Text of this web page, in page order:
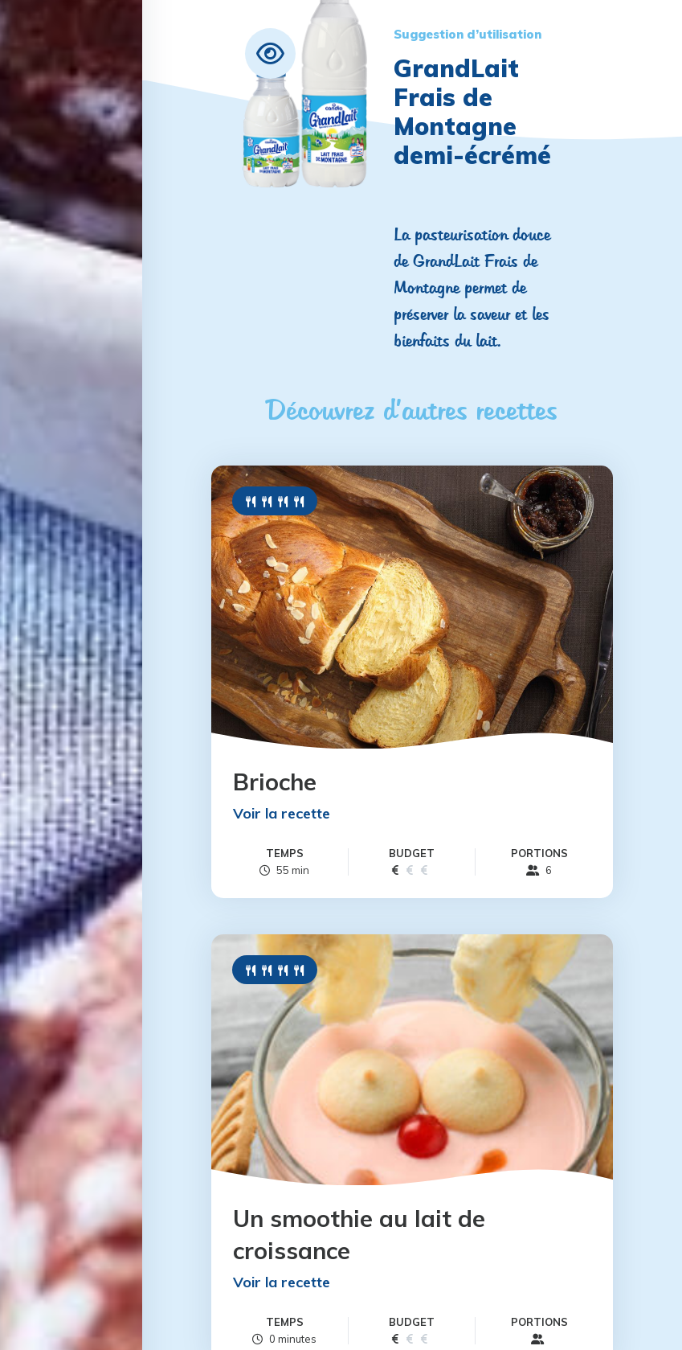
Suggestion d’utilisation
GrandLait
Frais de
Montagne
demi-écrémé
La pasteurisation douce
de GrandLait Frais de
Montagne permet de
préserver la saveur et les
bienfaits du lait.
Découvrez d’autres recettes
Brioche
Voir la recette
TEMPS
55 min
BUDGET
PORTIONS
6
Un smoothie au lait de
croissance
Voir la recette
TEMPS
0 minutes
BUDGET PORTIONS